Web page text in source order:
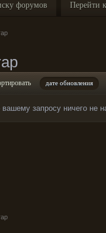
форумов Перейти
дате обновления
вашему запросу ничего не